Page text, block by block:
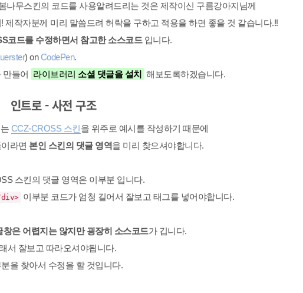
나무스킨의 코드를 사용알려드리는 것은 제작이신 구름강아지님께
작자분께 미리 말씀드려 허락을 구하고 적용을 하면 좋을 것 같습니다.!!
코드를 수정하면서 참고한 소스코드입니다.
) onCodePen.
만들어 라이브러리 소셜 댓글을 설치 해보도록하겠습니다.
인트로 - 사전 구조
CCZ-CROSS 스킨을 위주로 예시를 작성하기 때문에
라면 본인 스킨의 댓글 영역을 미리 찾으셔야합니다.
스킨의 댓글 영역은 이부분 입니다.
이부분 코드가 엄청 길어서 잘보고 태그를 넣어야합니다.
창은 어렵지는 않지만 굉장히 소스코드가 깁니다.
서 잘보고 따라오셔야됩니다.
을 찾아서 수정을 할 것입니다.